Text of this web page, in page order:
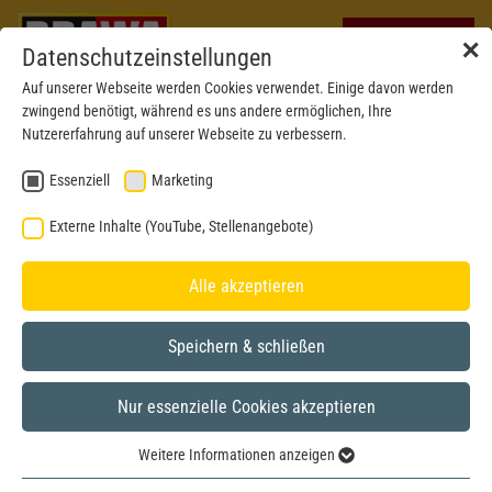
✕
Datenschutzeinstellungen
Auf unserer Webseite werden Cookies verwendet. Einige davon werden
zwingend benötigt, während es uns andere ermöglichen, Ihre
Nutzererfahrung auf unserer Webseite zu verbessern.
Essenziell Marketing
Externe Inhalte (YouTube, Stellenangebote)
Alle akzeptieren
Speichern & schließen
Nur essenzielle Cookies akzeptieren
Weitere Informationen anzeigen